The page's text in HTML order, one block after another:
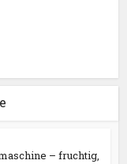
– fruchtig,